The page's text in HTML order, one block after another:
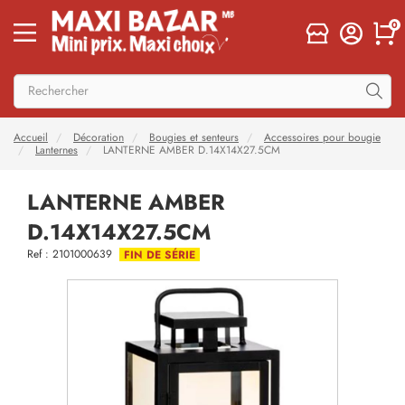
0
Accueil Décoration Bougies et senteurs
Accessoires pour bougie
Lanternes
LANTERNE AMBER D.14X14X27.5CM
LANTERNE AMBER
D.14X14X27.5CM
Ref : 2101000639 FIN DE SÉRIE